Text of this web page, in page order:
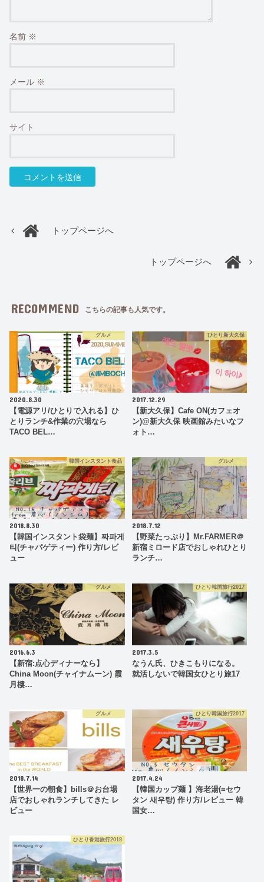
名前 ※
メール ※
サイト
トップページへ
トップページへ
RECOMMEND こちらの記事も人気です。
グルメ
2020.8.30
【電源アリ/ひとりで入れる】ひ
とりランチ&作業の穴場なら
TACO BEL…
ひとり新大久保
2017.12.29
【新大久保】Cafe ON(カフェオ
ン)@新大久保 映画館みたいなフ
ォト…
韓国インスタント食品
2018.8.30
【韓国インスタント袋麺】짜파게
티(チャパゲティー) 作り方/レビ
ュー
グルメ
2018.7.12
【野菜たっぷり】Mr.FARMER＠
新宿ミロード店でおしゃれひとり
ランチ…
グルメ
2016.6.3
【新宿:点心ディナーなら】
China Moon(チャイナムーン) 霞
月樓…
ひとり韓国旅行2017
2017.3.5
なうん氏、ひきこもりになる。
就活しないで韓国女ひとり旅17
グルメ
2018.7.14
【世界一の朝食】bills＠お台場
店でおしゃれランチしてきた レ
ビュー
ひとり韓国旅行2017
2017.4.24
【韓国カップ麺 】海老湯(=セウ
タン 새우탕) 作り方/レビュー 韓
国女…
ひとり香港旅行2018